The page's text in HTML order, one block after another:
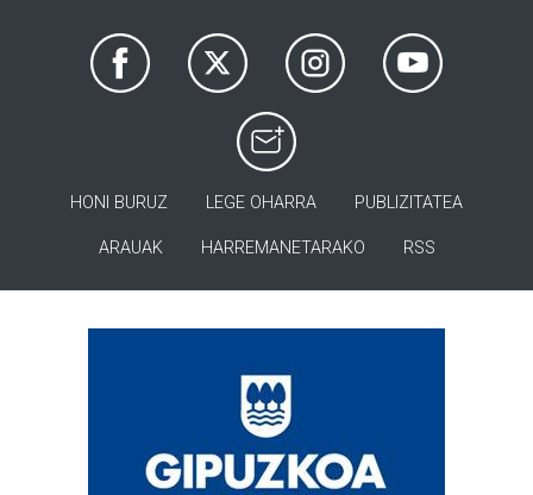
HONI BURUZ LEGE OHARRA PUBLIZITATEA
ARAUAK HARREMANETARAKO RSS